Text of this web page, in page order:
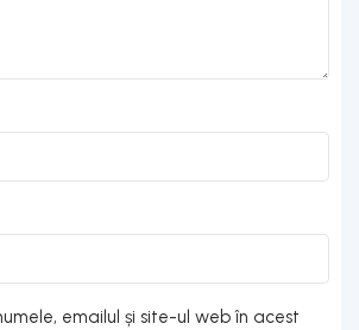
emailul și site-ul web în acest